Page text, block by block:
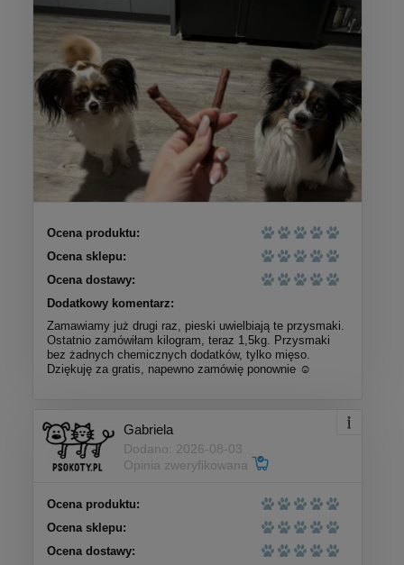
Ocena produktu:
Ocena sklepu:
Ocena dostawy:
Dodatkowy komentarz:
Zamawiamy już drugi raz, pieski uwielbiają te przysmaki.
Ostatnio zamówiłam kilogram, teraz 1,5kg. Przysmaki
bez żadnych chemicznych dodatków, tylko mięso.
Dziękuję za gratis, napewno zamówię ponownie ☺️
Gabriela
Dodano: 2026-08-03
Opinia zweryfikowana
Ocena produktu:
Ocena sklepu:
Ocena dostawy: